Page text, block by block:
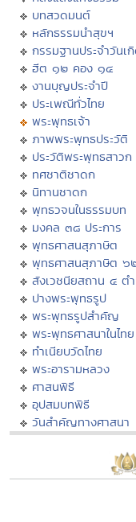
บทสวดมนต์
หลักธรรมนำสุขฯ
กรรมฐานประจำวันเ
ฮีต ๑๒ คอง ๑๔
งานบุญประจำปี
ประเพณีทั่วไทย
พระพุทธเจ้า
ภาพพระพุทธประวัติ
ประวัติพระพุทธสาวก
ทศชาติชาดก
นิทานชาดก
พุทธวจนในธรรมบท
มงคล ๓๘ ประการ
พุทธศาสนสุภาษิต
พุทธศาสนสุภาษิต ๖
สังเวชนียสถาน ๔ ต
ปางพระพุทธรูป
พระพุทธรูปสำคัญ
พระพุทธศาสนาในไทย
ทำเนียบวัดไทย
พระอารามหลวง
ศาสนพิธี
อุปสมบทพิธี
วันสำคัญทางศาสนา